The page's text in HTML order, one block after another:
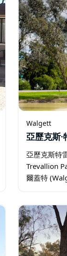
Walgett
亞歷克斯
亞歷克斯特
Trevallion
爾蓋特